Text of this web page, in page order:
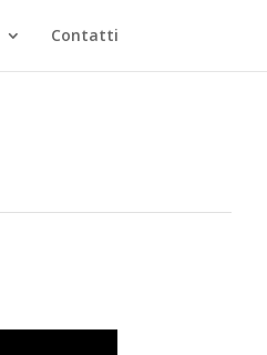
Contatti